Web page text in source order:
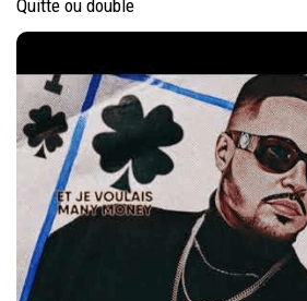
Quitte ou double